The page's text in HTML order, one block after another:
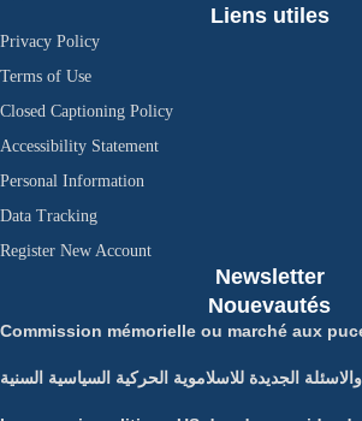
Liens utiles
Privacy Policy
Terms of Use
Closed Captioning Policy
Accessibility Statement
Personal Information
Data Tracking
Register New Account
Newsletter
Nouevautés
Commission mémorielle ou marché aux
والاسئلة الجديدة للاسلاموية الحركية السياسية السنية